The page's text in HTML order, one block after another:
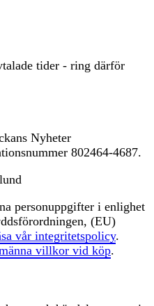
tider - ring därför
Nyheter
802464-4687.
personuppgifter i enlighet
(EU)
vår integritetspolicy.
villkor vid köp.